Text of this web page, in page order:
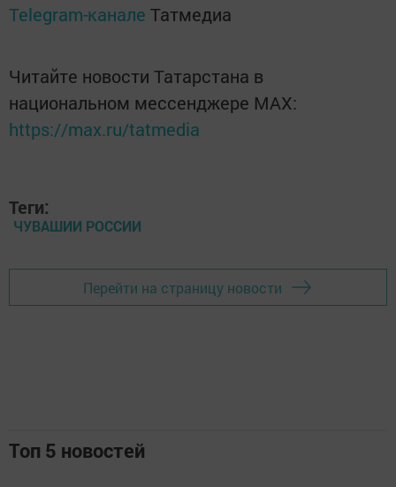
Telegram-канале Татмедиа
Читайте новости Татарстана в
национальном мессенджере MАХ:
https://max.ru/tatmedia
Теги:
ЧУВАШИИ РОССИИ
Перейти на страницу новости
Топ 5 новостей